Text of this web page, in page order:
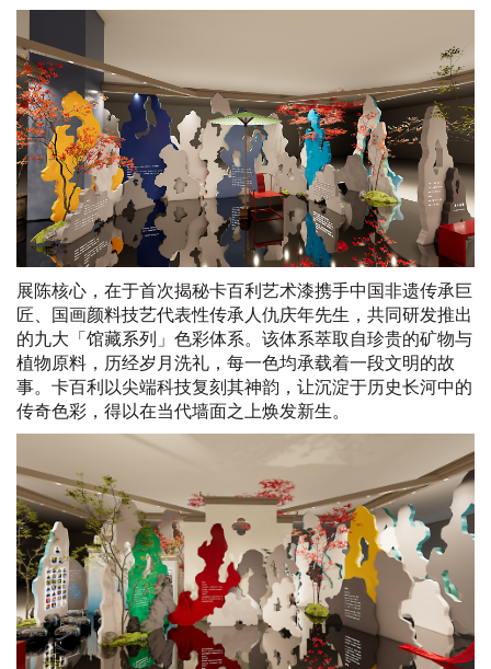
展陈核心，在于首次揭秘卡百利艺术漆携手中国非遗传承巨
匠、国画颜料技艺代表性传承人仇庆年先生，共同研发推出
的九大「馆藏系列」色彩体系。该体系萃取自珍贵的矿物与
植物原料，历经岁月洗礼，每一色均承载着一段文明的故
事。卡百利以尖端科技复刻其神韵，让沉淀于历史长河中的
传奇色彩，得以在当代墙面之上焕发新生。